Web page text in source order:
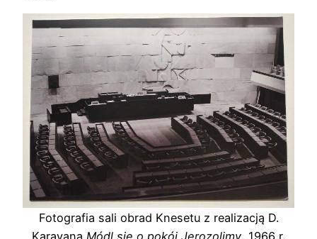
Fotografia sali obrad Knesetu z realizacją D.
Karavana Módl się o pokój Jerozolimy, 1966 r.